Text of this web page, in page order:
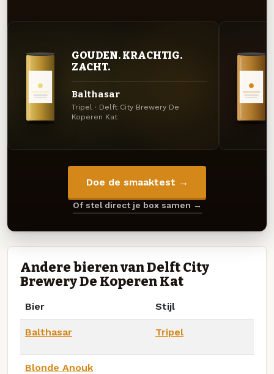
GOUDEN. KRACHTIG.
ZACHT.
Balthasar
Tripel · Delft City Brewery De
Koperen Kat
Doe de smaaktest →
Of stel direct je box samen →
Andere bieren van Delft City
Brewery De Koperen Kat
Bier Stijl
Balthasar Tripel
Blonde Anouk